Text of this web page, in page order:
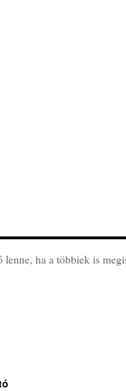
ha a többiek is